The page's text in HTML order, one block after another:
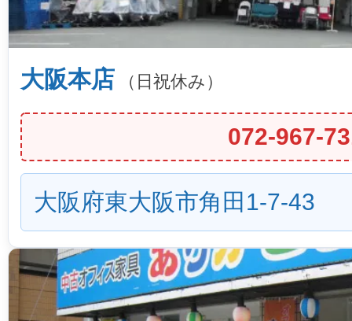
大阪本店 （日祝休み）
072-967-
大阪府東大阪市角田1-7-43